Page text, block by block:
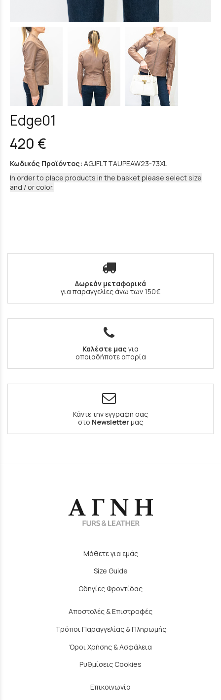
Edge01
420 €
Κωδικός Προϊόντος: AGJFLTTAUPEAW23-73XL
In order to place products in the basket please select size
and / or color.
Δωρεάν μεταφορικά
για παραγγελίες άνω των 150€
Καλέστε μας για
οποιαδήποτε απορία
Κάντε την εγγραφή σας
στο Newsletterμας
Μάθετε για εμάς
Size Guide
Οδηγίες Φροντίδας
Αποστολές & Επιστροφές
Τρόποι Παραγγελίας & Πληρωμής
Όροι Χρήσης & Ασφάλεια
Ρυθμίσεις Cookies
Επικοινωνία